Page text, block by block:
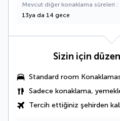
Mevcut diğer konaklama süreleri
13ya da 14 gece
Sizin için
Standard room
Sadece konaklama,
Tercih ettiğiniz şehirden